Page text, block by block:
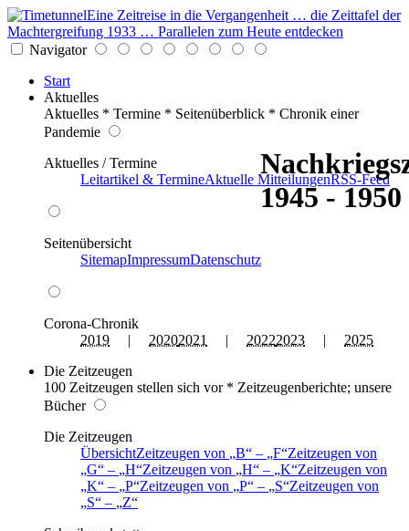
Eine Zeitreise in die Vergangenheit … die Zeittafel der
Machtergreifung 1933 … Parallelen zum Heute entdecken
Navigator
Start
Aktuelles
Aktuelles * Termine * Seitenüberblick * Chronik einer
Pandemie
Aktuelles / Termine
Leitartikel & TermineAktuelle MitteilungenRSS-Feed
Seitenübersicht
SitemapImpressumDatenschutz
Corona-Chronik
2019 | 20202021 | 20222023 | 2025
Die Zeitzeugen
100 Zeitzeugen stellen sich vor * Zeitzeugenberichte; unsere
Bücher
Die Zeitzeugen
ÜbersichtZeitzeugen von B – F Zeitzeugen von
G
– H Zeitzeugen von H – K Zeitzeugen von
K
– P Zeitzeugen von P – S Zeitzeugen von
S
–
Z
1945 - 1950